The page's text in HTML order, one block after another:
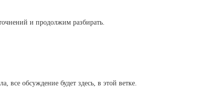
и продолжим разбирать.
все обсуждение будет здесь, в этой ветке.